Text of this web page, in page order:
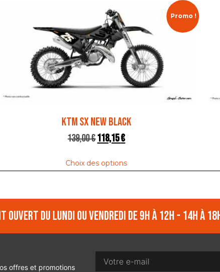
Promo !
KTM SX NEW BLACK
139,00€118,15€
Choix des options
du lundi ou vendredi de 9h à 12h - 14h à
offres et promotions